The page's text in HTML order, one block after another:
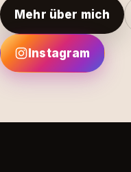
Mehr über mich
Instagram